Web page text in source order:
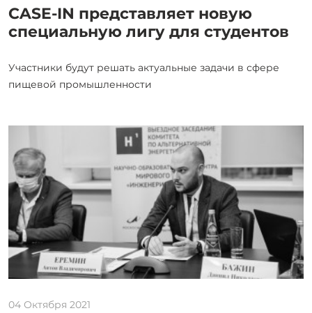
CASE-IN представляет новую
специальную лигу для студентов
Участники будут решать актуальные задачи в сфере
пищевой промышленности
04 Октября 2021